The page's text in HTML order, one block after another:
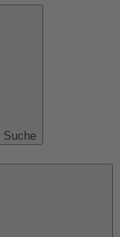
Suche